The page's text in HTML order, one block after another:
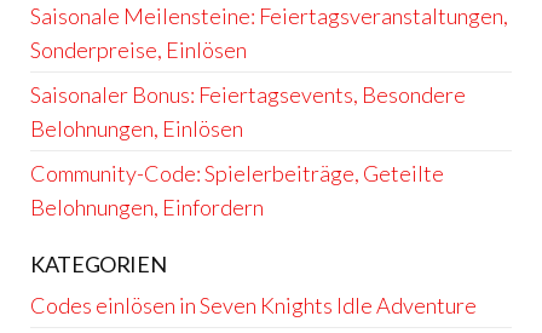
Saisonale Meilensteine: Feiertagsveranstaltungen,
Sonderpreise, Einlösen
Saisonaler Bonus: Feiertagsevents, Besondere
Belohnungen, Einlösen
Community-Code: Spielerbeiträge, Geteilte
Belohnungen, Einfordern
KATEGORIEN
Codes einlösen in Seven Knights Idle Adventure